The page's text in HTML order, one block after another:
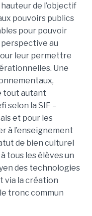
de l’objectif
pouvoirs publics
pour pouvoir
perspective au
leur permettre
Une
tout autant
selon la SIF –
et pour les
à l’enseignement
de bien culturel
tous les élèves un
des technologies
via la création
tronc commun